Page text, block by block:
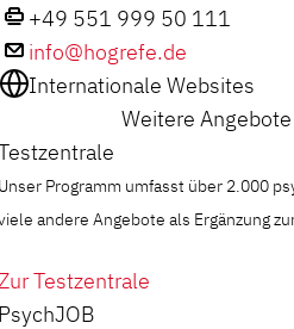
+49 551 999 50 111
info@hogrefe.de
Internationale Websites
Weitere
Programm umfasst über 2.000
andere Angebote als Ergänzung
Testzentrale